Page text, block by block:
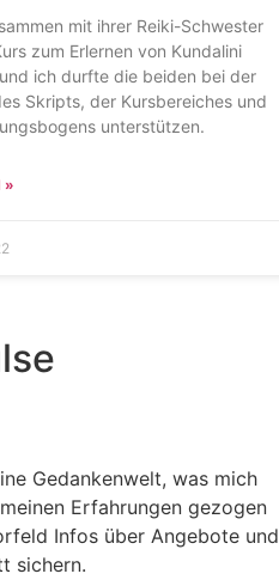
mit ihrer Reiki-Schwester
zum Erlernen von Kundalini
ich durfte die beiden bei der
Skripts, der Kursbereiches und
unterstützen.
»
Gedankenwelt, was mich
Erfahrungen gezogen
Infos über Angebote und
sichern.